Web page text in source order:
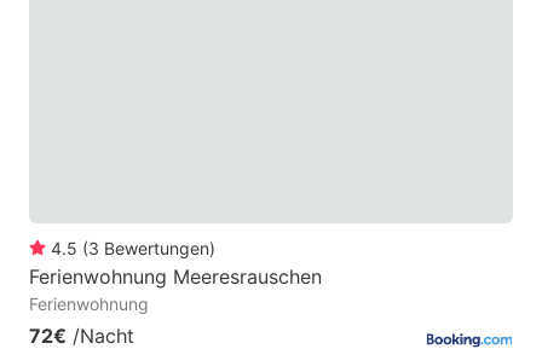
4.5 (3 Bewertungen)
Ferienwohnung Meeresrauschen
Ferienwohnung
72€ /Nacht